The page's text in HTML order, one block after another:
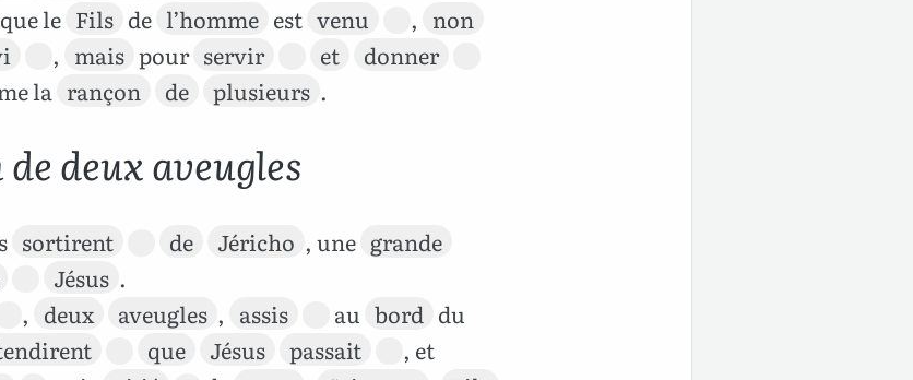
que le Fils de l’homme est venu , non
, mais pour servir et
donner
la rançon de plusieurs .
deux aveugles
sortirent de Jéricho , une grande
Jésus .
, deux aveugles , assis au bord du
que Jésus passait
, et